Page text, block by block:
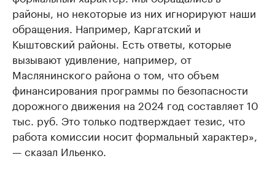
районы, но некоторые из них игнорируют наши
обращения. Например, Каргатский и
Кыштовский районы. Есть ответы, которые
вызывают удивление, например, от
Маслянинского района о том, что объем
финансирования программы по безопасности
дорожного движения на 2024 год составляет 10
тыс. руб. Это только подтверждает тезис, что
работа комиссии носит формальный характер»,
— сказал Ильенко.